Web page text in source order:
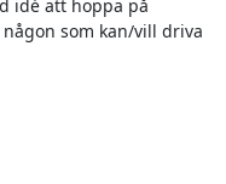
idé att hoppa på
som kan/vill driva